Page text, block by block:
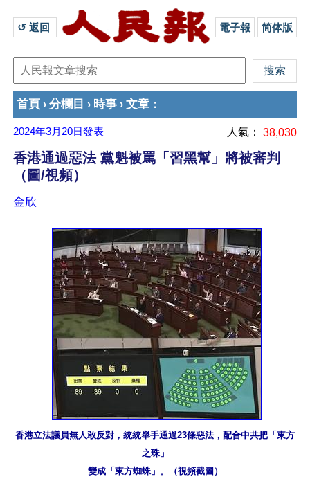
↺ 返回 電子報 简体版
首頁 › 分欄目 › 時事 › 文章 ：
2024年3月20日發表 人氣： 38,030
香港通過惡法 黨魁被罵「習黑幫」將被審判
（圖/視頻）
金欣
香港立法議員無人敢反對，統統舉手通過23條惡法，配合中共把「東方
之珠」
變成「東方蜘蛛」。（視頻截圖）